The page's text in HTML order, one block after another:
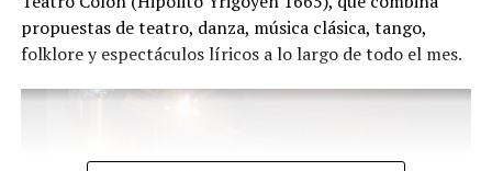
Faro de Oro 2024. Además, Emmanuel Marín y Lola
Gutiérrez Rey obtuvieron el subcampeonato en el
Mundial de Tango de Buenos Aires.
realizar una gira por Europa. Además, recibió
propuestas de teatro, danza, música clásica, tango,
folklore y espectáculos líricos a lo largo de todo el mes.